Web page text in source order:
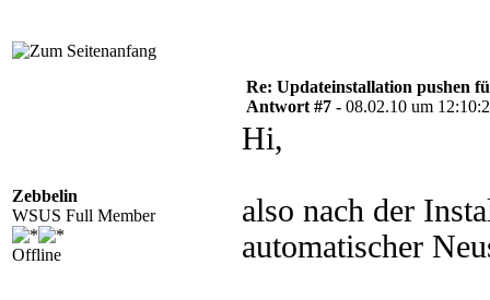
For I = 0 to
updateDownloader.Updates =
Set downloadResult =
updateInstaller.Updates =
Zebbelin
WSUS Full Member
Offline
Re: Updateinstallation pushen
Antwort #7 - 08.02.10 um
Hi,
also nach der
automatischer